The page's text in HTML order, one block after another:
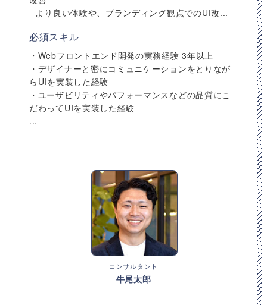
- より良い体験や、ブランディング観点でのUI改...
必須スキル
・Webフロントエンド開発の実務経験 3年以上
・デザイナーと密にコミュニケーションをとりなが
らUIを実装した経験
・ユーザビリティやパフォーマンスなどの品質にこ
だわってUIを実装した経験
...
コンサルタント
牛尾太郎